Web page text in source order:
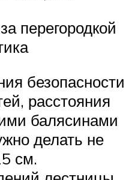
перегородкой
безопасности
расстояния
балясинами
делать не
см.